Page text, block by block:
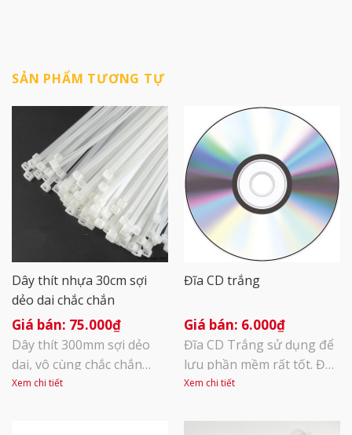
SẢN PHẨM TƯƠNG TỰ
Dây thít nhựa 30cm sợi
dẻo dai chắc chắn
75.000₫
Dây thít 300mm sợi dẻo
dai, vô cùng chắc chắn
Phần đầu: Ô khóa để đuôi
Xem chi tiết
Đĩa CD trắng
6.000₫
Đĩa CD Trắng sử dụng để
lưu phần mềm rất tốt. Đọc
chuẩn trên đài đĩa, mặt
nên thường được dùng
Xem chi tiết